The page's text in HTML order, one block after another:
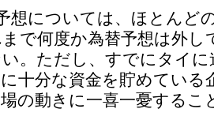
想については、ほとんど
で何度か為替予想は外し
。ただし、すでにタイ
十分な資金を貯めている
の動きに一喜一憂するこ